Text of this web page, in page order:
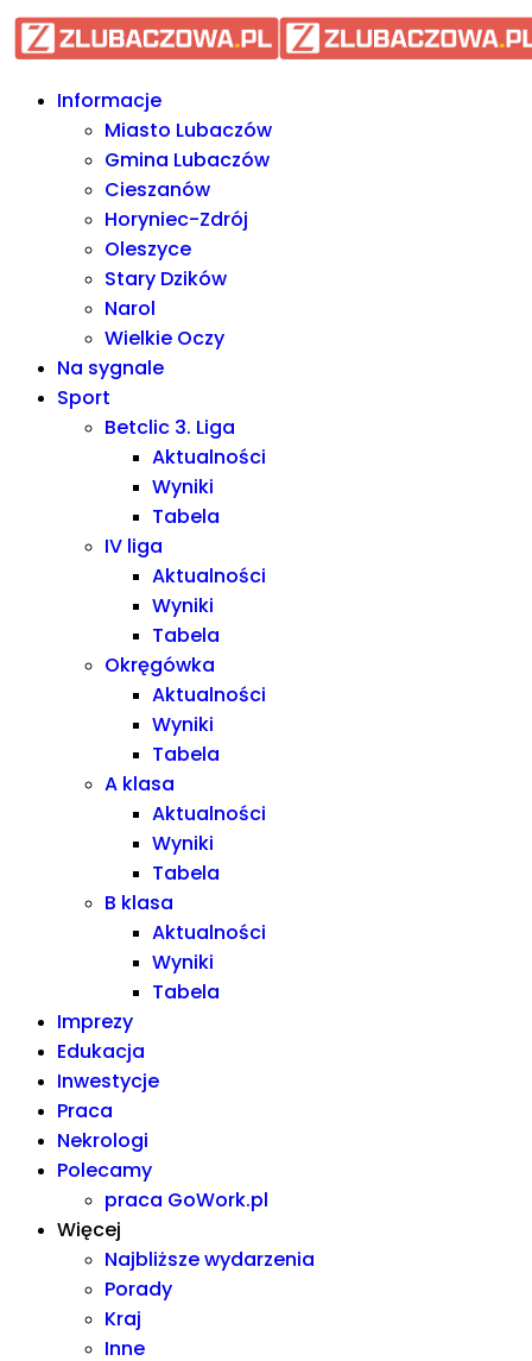
Informacje Lubaczów, powiat
Informacje
Miasto Lubaczów
Gmina Lubaczów
Cieszanów
Horyniec-Zdrój
Oleszyce
Stary Dzików
Narol
Wielkie Oczy
Na sygnale
Sport
Betclic 3. Liga
Aktualności
Wyniki
Tabela
IV liga
Aktualności
Wyniki
Tabela
Okręgówka
Aktualności
Wyniki
Tabela
A klasa
Aktualności
Wyniki
Tabela
B klasa
Aktualności
Wyniki
Tabela
Imprezy
Edukacja
Inwestycje
Praca
Nekrologi
Polecamy
praca GoWork.pl
Więcej
Najbliższe wydarzenia
Porady
Kraj
Inne